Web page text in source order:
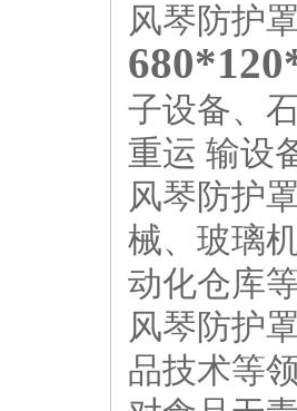
风琴防护
子设备、
重运 输设
风琴防护
械、玻璃
动化仓库
风琴防护
品技术等